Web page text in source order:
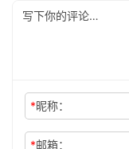
*昵称：
*邮箱：